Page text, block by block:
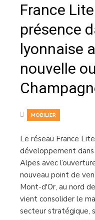
France
présence
lyonnaise
nouvelle
MOBILIER
Le réseau France
développement
Alpes avec
nouveau point de
Mont-d'Or, au nord
vient consolider le
secteur stratégique,